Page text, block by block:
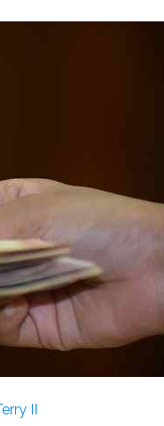
II